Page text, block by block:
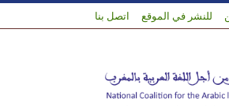
للنشر في الموقع اتصل بنا